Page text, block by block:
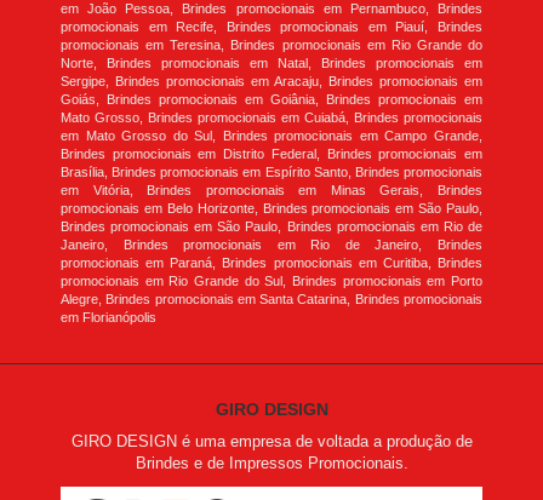
em João Pessoa, Brindes promocionais em Pernambuco, Brindes
promocionais em Recife, Brindes promocionais em Piauí, Brindes
promocionais em Teresina, Brindes promocionais em Rio Grande do
Norte, Brindes promocionais em Natal, Brindes promocionais em
Sergipe, Brindes promocionais em Aracaju, Brindes promocionais em
Goiás, Brindes promocionais em Goiânia, Brindes promocionais em
Mato Grosso, Brindes promocionais em Cuiabá, Brindes promocionais
em Mato Grosso do Sul, Brindes promocionais em Campo Grande,
Brindes promocionais em Distrito Federal, Brindes promocionais em
Brasília, Brindes promocionais em Espírito Santo, Brindes promocionais
em Vitória, Brindes promocionais em Minas Gerais, Brindes
promocionais em Belo Horizonte, Brindes promocionais em São Paulo,
Brindes promocionais em São Paulo, Brindes promocionais em Rio de
Janeiro, Brindes promocionais em Rio de Janeiro, Brindes
promocionais em Paraná, Brindes promocionais em Curitiba, Brindes
promocionais em Rio Grande do Sul, Brindes promocionais em Porto
Alegre, Brindes promocionais em Santa Catarina, Brindes promocionais
em Florianópolis
GIRO DESIGN
GIRO DESIGN é uma empresa de voltada a produção de
Brindes e de Impressos Promocionais.